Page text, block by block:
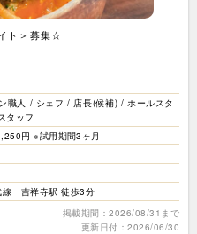
ト＞募集☆
職人 / シェフ / 店長(候補) / ホールスタ
タッフ
円 ※試用期間3ヶ月
吉祥寺駅 徒歩3分
掲載期間：2026/08/31まで
更新日付：2026/06/30